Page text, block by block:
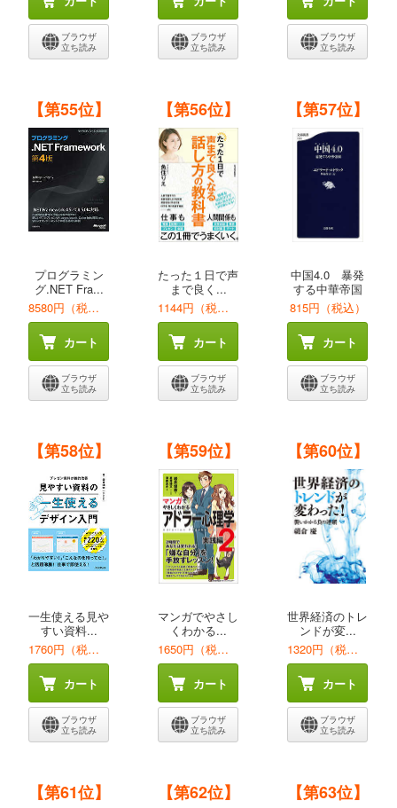
ブラウザ
立ち読み
ブラウザ
立ち読み
ブラウザ
立ち読み
【第55位】
プログラミン
グ.NET Fra...
8580円（税込）
カート
ブラウザ
立ち読み
【第56位】
たった１日で声
まで良く...
1144円（税込）
カート
ブラウザ
立ち読み
【第57位】
中国4.0 暴発
する中華帝国
815円（税込）
カート
ブラウザ
立ち読み
【第58位】
一生使える見や
すい資料...
1760円（税込）
カート
ブラウザ
立ち読み
【第59位】
マンガでやさし
くわかる...
1650円（税込）
カート
ブラウザ
立ち読み
【第60位】
世界経済のトレ
ンドが変...
1320円（税込）
カート
ブラウザ
立ち読み
【第61位】 【第62位】 【第63位】